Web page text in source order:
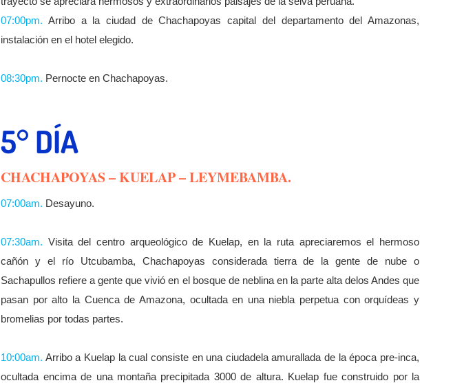
07:00pm. Arribo a la ciudad de Chachapoyas capital del departamento del Amazonas,
instalación en el hotel elegido.
08:30pm. Pernocte en Chachapoyas.
5° DÍA
CHACHAPOYAS – KUELAP – LEYMEBAMBA.
07:00am. Desayuno.
07:30am. Visita del centro arqueológico de Kuelap, en la ruta apreciaremos el hermoso
cañón y el río Utcubamba, Chachapoyas considerada tierra de la gente de nube o
Sachapullos refiere a gente que vivió en el bosque de neblina en la parte alta delos Andes que
pasan por alto la Cuenca de Amazona, ocultada en una niebla perpetua con orquídeas y
bromelias por todas partes.
10:00am. Arribo a Kuelap la cual consiste en una ciudadela amurallada de la época pre-inca,
ocultada encima de una montaña precipitada 3000 de altura. Kuelap fue construido por la